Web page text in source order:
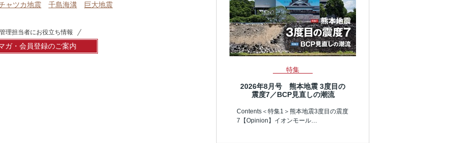
ャツカ地震 千島海溝 巨大地震
理担当者にお役立ち情報
ガ・会員登録のご案内
特集
2026年8月号 熊本地震 3度目の
震度7／BCP見直しの潮流
Contents＜特集1＞熊本地震3度目の震度
7【Opinion】イオンモール…